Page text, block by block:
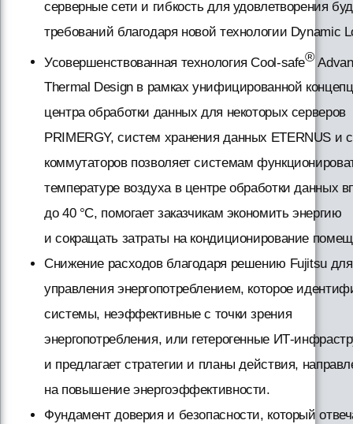
серверные сети и гибкость для удовлетворения
требований благодаря новой технологии Dynamic
Усовершенствованная технология Cool-safe®
Thermal Design в рамках унифицированной
центра обработки данных для некоторых серверов
PRIMERGY, систем хранения данных ETERNUS и
коммутаторов позволяет системам
температуре воздуха в центре обработки данных
до 40 °C, помогает заказчикам экономить энергию
и сокращать затраты на кондиционирование
Снижение расходов благодаря решению Fujitsu для
управления энергопотреблением, которое
системы, неэффективные с точки зрения
энергопотребления, или гетерогенные ИТ-
и предлагает стратегии и планы действия,
на повышение энергоэффективности.
Фундамент доверия и безопасности, который